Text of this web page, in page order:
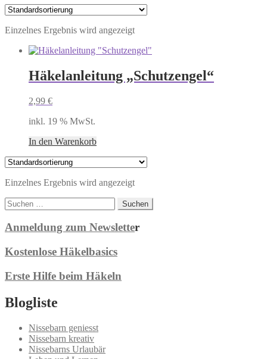
Einzelnes Ergebnis wird angezeigt
Häkelanleitung „Schutzengel“
2,99 €
inkl. 19 % MwSt.
In den Warenkorb
Einzelnes Ergebnis wird angezeigt
Suchen
nach:
Anmeldung zum Newsletter
Kostenlose Häkelbasics
Erste Hilfe beim Häkeln
Blogliste
Nissebarn geniesst
Nissebarn kreativ
Nissebarns Urlaubär